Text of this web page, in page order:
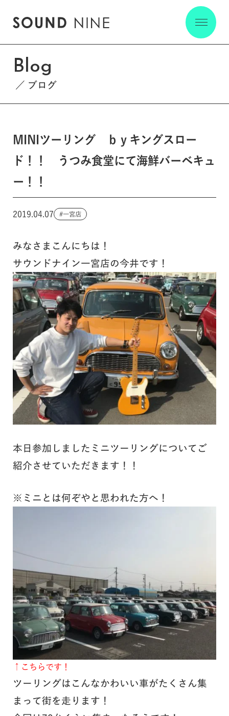
Blog
ブログ
MINIツーリング ｂｙキングスロー
ド！！ うつみ食堂にて海鮮バーベキュ
ー！！
2019.04.07 一宮店
みなさまこんにちは！
サウンドナイン一宮店の今井です！
本日参加しましたミニツーリングについてご
紹介させていただきます！！
※ミニとは何ぞやと思われた方へ！
↑こちらです！
ツーリングはこんなかわいい車がたくさん集
まって街を走ります！